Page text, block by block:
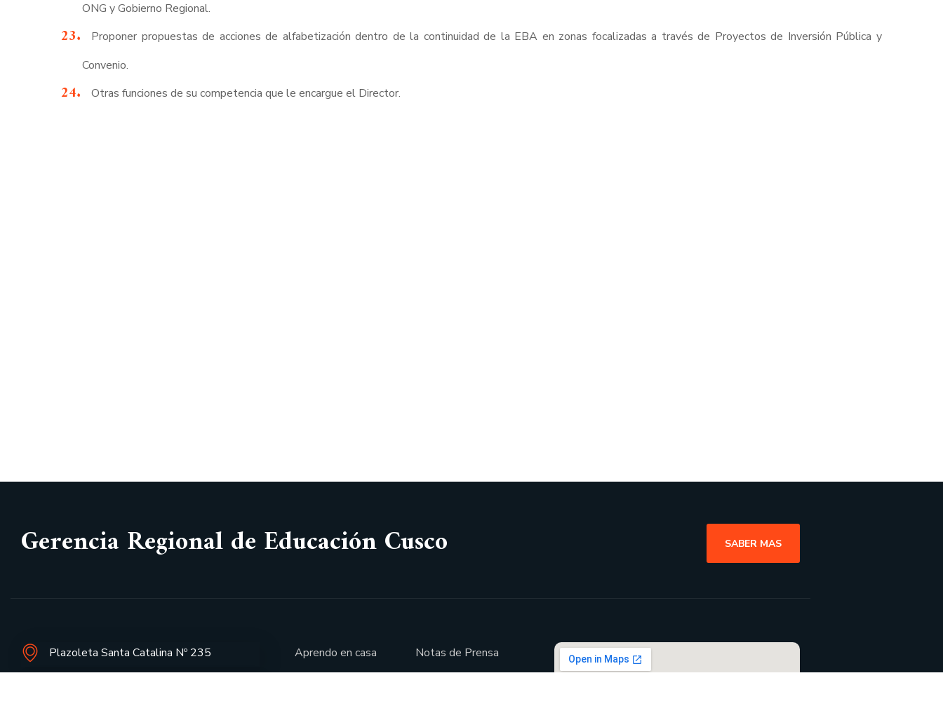
ONG y Gobierno Regional.
Proponer propuestas de acciones de alfabetización dentro de la continuidad de la EBA en zonas focalizadas a través de Proyectos de Inversión Pública y
Convenio.
Otras funciones de su competencia que le encargue el Director.
Gerencia Regional de Educación Cusco SABER MAS
Plazoleta Santa Catalina Nº 235
Aprendo en casa
Notas de Prensa